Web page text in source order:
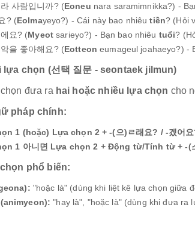
사람입니까? (Eoneu nara saramimnikka?) -
? (Eolmayeyo?) - Cái này bao nhiêutiền? (Hỏi
요? (Myeotsarieyo?) - Bạn bao nhiêu tuổi?
을 좋아해요? (Eotteon eumageul joahaeyo?) -
lựa chọn (선택 질문 - seontaek jilmun)
đưa ra hai hoặc nhiều lựa chọn cho
pháp chính:
1 (hoặc) Lựa chọn 2 + -(으)ㄹ래요? / -겠어요
1 아니면 Lựa chọn 2 + Động từ/Tính từ + -(
phổ biến:
"hoặc là" (dùng khi liệt kê lựa chọn giữa
(animyeon): "hay là", "hoặc là" (dùng khi đưa ra